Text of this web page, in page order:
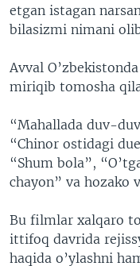
AMERIKA
XALQARO HAYOT
VASHINGTON
MOBIL-SALOM!
VIDEO
XABARLAR
IJTIMOIY TARMOQLAR
FACEBOOK
YOUTUBE
INSTAGRAM
ODNOKLASSNIKI
TELEGRAM
TWITTER
INGLIZ TILI DARSLARI
EDITORIAL
etgan istagan
bilasizmi nimani
Avval
miriqib tomosha
“Mahallada duv-
“Chinor ostidagi
“Shum bola”,
chayon” va hozako
Bu filmlar xalqaro
ittifoq davrida
haqida o’ylashni